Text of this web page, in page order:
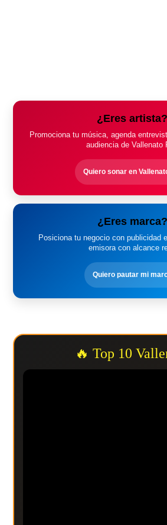
¿Eres artista?
Promociona tu música, agenda
audiencia de Vallenato
Quiero sonar en
¿Eres marca?
Posiciona tu negocio con publicidad
emisora con alcance
Quiero pautar mi
🔥 Top 10